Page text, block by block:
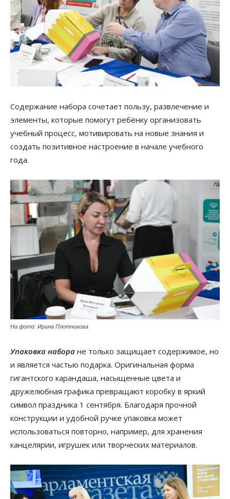
Содержание набора сочетает пользу, развлечение и
элементы, которые помогут ребёнку организовать
учебный процесс, мотивировать на новые знания и
создать позитивное настроение в начале учебного
года.
На фото: Ирина Плотникова
Упаковка набора не только защищает содержимое, но
и является частью подарка. Оригинальная форма
гигантского карандаша, насыщенные цвета и
дружелюбная графика превращают коробку в яркий
символ праздника 1 сентября. Благодаря прочной
конструкции и удобной ручке упаковка может
использоваться повторно, например, для хранения
канцелярии, игрушек или творческих материалов.